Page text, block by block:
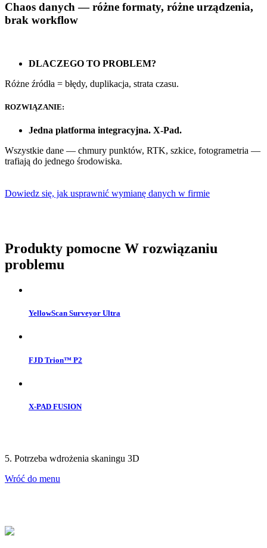
Chaos danych — różne formaty, różne urządzenia,
brak workflow
DLACZEGO TO PROBLEM?
Różne źródła = błędy, duplikacja, strata czasu.
ROZWIĄZANIE:
Jedna platforma integracyjna. X-Pad.
Wszystkie dane — chmury punktów, RTK, szkice, fotogrametria —
trafiają do jednego środowiska.
Dowiedz się, jak usprawnić wymianę danych w firmie
Produkty pomocne W rozwiązaniu
problemu
YellowScan Surveyor Ultra
FJD Trion™ P2
X-PAD FUSION
5. Potrzeba wdrożenia skaningu 3D
Wróć do menu